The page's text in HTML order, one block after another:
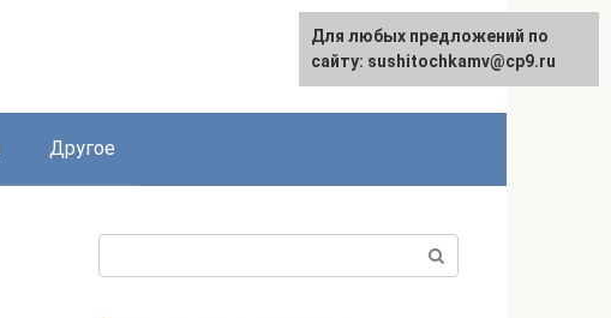
Другое
Для любых предложений по
сайту: podgeludka@cp9.ru
Для любых предложений по
сайту: sushitochkamv@cp9.ru